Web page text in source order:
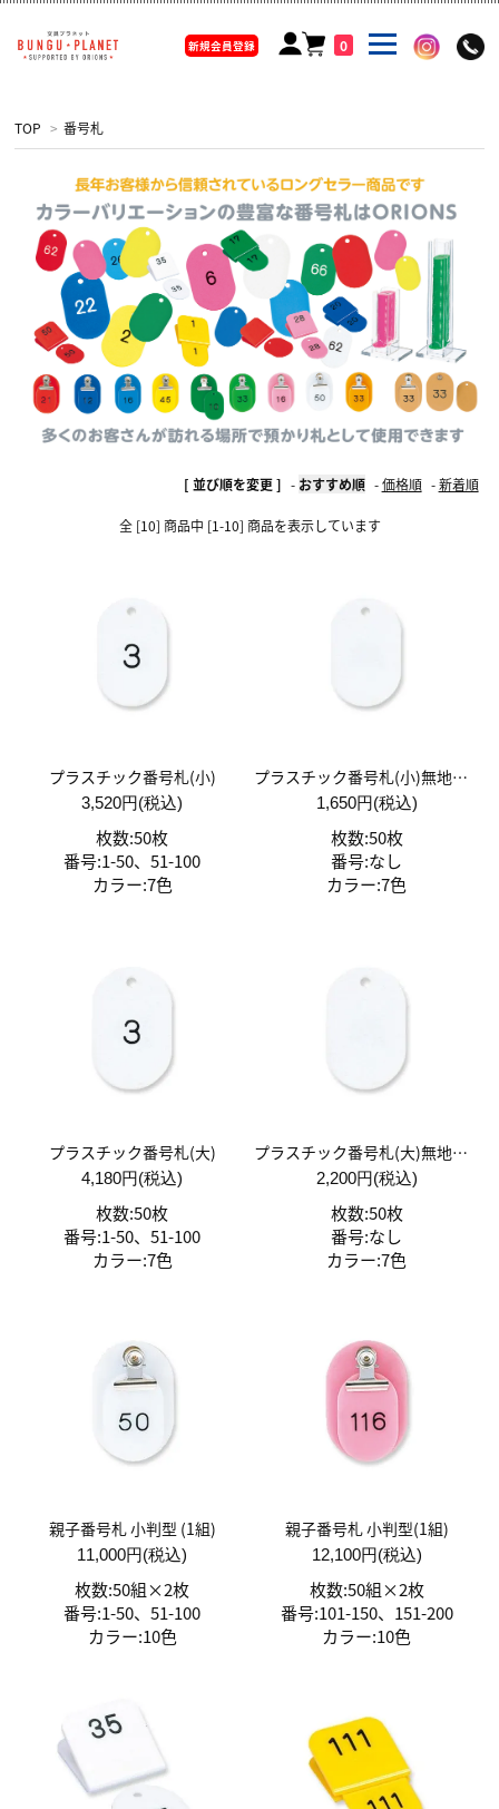
0
新規会員登録
TOP > 番号札
[ 並び順を変更 ] - おすすめ順 -価格順 -新着順
全 [10] 商品中 [1-10] 商品を表示しています
プラスチック番号札(小)
3,520円(税込)
枚数:50枚
番号:1-50、51-100
カラー:7色
プラスチック番号札(小)無地番号なし 50枚入
1,650円(税込)
枚数:50枚
番号:なし
カラー:7色
プラスチック番号札(大)
4,180円(税込)
枚数:50枚
番号:1-50、51-100
カラー:7色
プラスチック番号札(大)無地番号なし 50枚入
2,200円(税込)
枚数:50枚
番号:なし
カラー:7色
親子番号札 小判型 (1組)
11,000円(税込)
枚数:50組×2枚
番号:1-50、51-100
カラー:10色
親子番号札 小判型(1組)
12,100円(税込)
枚数:50組×2枚
番号:101-150、151-200
カラー:10色